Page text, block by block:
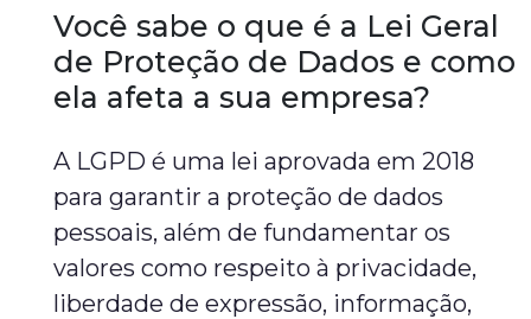
Você sabe o que é a Lei Geral
de Proteção de Dados e como
ela afeta a sua empresa?
A LGPD é uma lei aprovada em 2018
para garantir a proteção de dados
pessoais, além de fundamentar os
valores como respeito à privacidade,
liberdade de expressão, informação,